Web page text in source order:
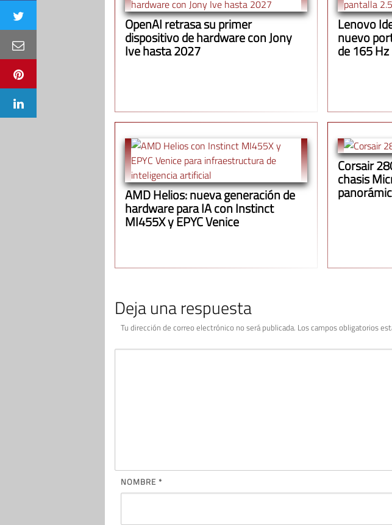
OpenAI retrasa su primer
dispositivo de hardware con Jony
Ive hasta 2027
Lenovo
nuevo
de 165 Hz
AMD Helios: nueva generación de
hardware para IA con Instinct
MI455X y EPYC Venice
Corsair
chasis
Deja una respuesta
Tu dirección de correo electrónico no será publicada. Los campos obligatorios
NOMBRE *